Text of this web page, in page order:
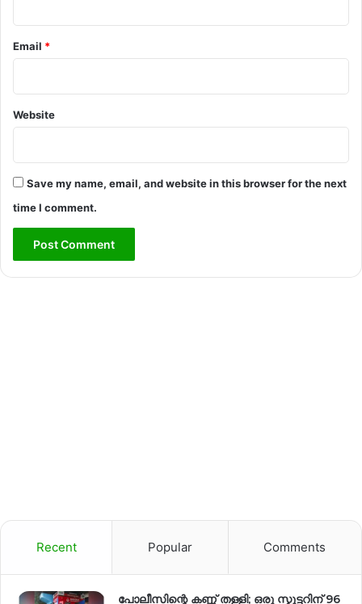
Email *
Website
Save my name, email, and website in this browser for the next
time I comment.
Recent Popular Comments
പോലീസിന്റെ കണ്ണ് തള്ളി; ഒരു സ്കൂട്ടറിന് 96